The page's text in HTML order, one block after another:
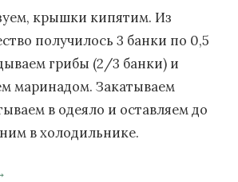
крышки кипятим. Из
получилось 3 банки по 0,5
грибы (2/3 банки) и
маринадом. Закатываем
в одеяло и оставляем до
в холодильнике.